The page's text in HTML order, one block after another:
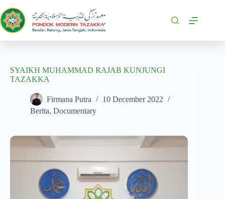
SYAIKH MUHAMMAD RAJAB KUNJUNGI
TAZAKKA
Firmana Putra
10 December 2022
Berita, Documentary